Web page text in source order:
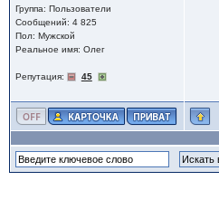
Группа: Пользователи
Сообщений: 4 825
Пол: Мужской
Реальное имя: Олег
Репутация: 45